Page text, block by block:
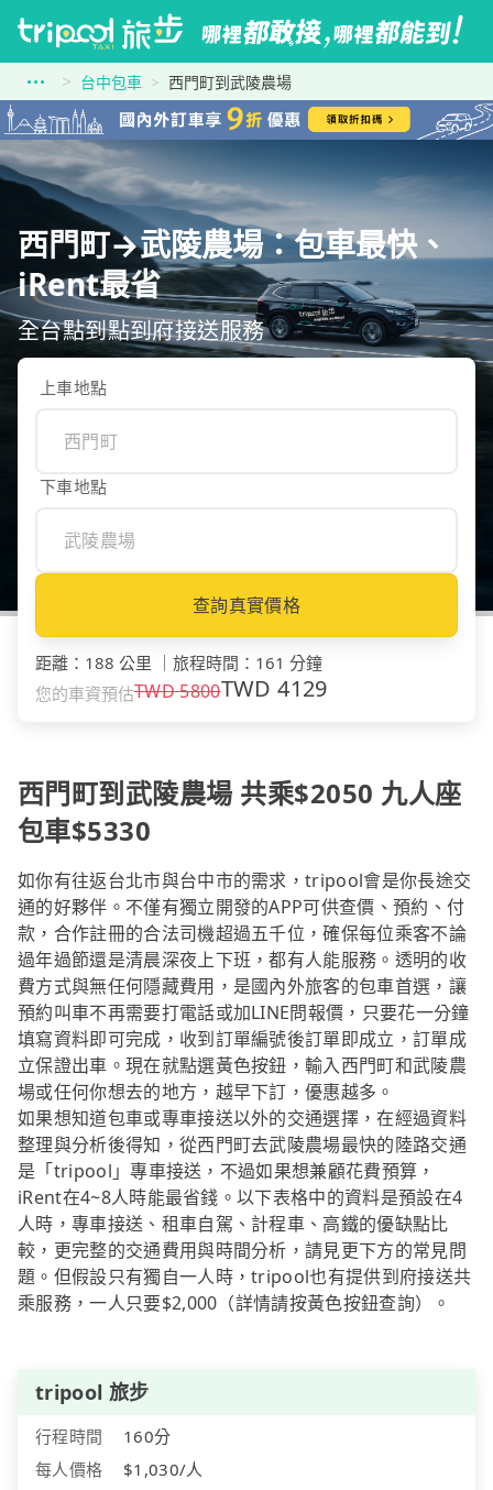
台中包車 西門町到武陵農場
西門町→武陵農場：包車最快、
iRent最省
全台點到點到府接送服務
上車地點
下車地點
查詢真實價格
距離 ： 188 公里 旅程時間 ： 161 分鐘
您的車資預估TWD5800TWD4129
西門町到武陵農場 共乘$2050 九人座
包車$5330
如你有往返台北市與台中市的需求，tripool會是你長途交
通的好夥伴。不僅有獨立開發的APP可供查價、預約、付
款，合作註冊的合法司機超過五千位，確保每位乘客不論
過年過節還是清晨深夜上下班，都有人能服務。透明的收
費方式與無任何隱藏費用，是國內外旅客的包車首選，讓
預約叫車不再需要打電話或加LINE問報價，只要花一分鐘
填寫資料即可完成，收到訂單編號後訂單即成立，訂單成
立保證出車。現在就點選黃色按鈕，輸入西門町和武陵農
場或任何你想去的地方，越早下訂，優惠越多。
如果想知道包車或專車接送以外的交通選擇，在經過資料
整理與分析後得知，從西門町去武陵農場最快的陸路交通
是「tripool」專車接送，不過如果想兼顧花費預算，
iRent在4~8人時能最省錢。以下表格中的資料是預設在4
人時，專車接送、租車自駕、計程車、高鐵的優缺點比
較，更完整的交通費用與時間分析，請見更下方的常見問
題。但假設只有獨自一人時，tripool也有提供到府接送共
乘服務，一人只要$2,000（詳情請按黃色按鈕查詢）。
tripool 旅步
行程時間
160分
每人價格
$1,030/人